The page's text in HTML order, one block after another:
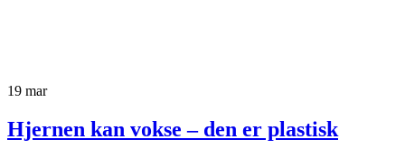
19 mar
Hjernen kan vokse – den er plastisk